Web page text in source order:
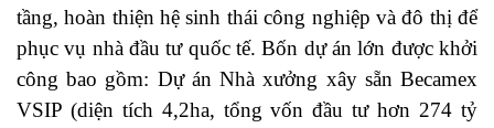
tầng, hoàn thiện hệ sinh thái công nghiệp và đô thị để
phục vụ nhà đầu tư quốc tế. Bốn dự án lớn được khởi
công bao gồm: Dự án Nhà xưởng xây sẵn Becamex
VSIP (diện tích 4,2ha, tổng vốn đầu tư hơn 274 tỷ